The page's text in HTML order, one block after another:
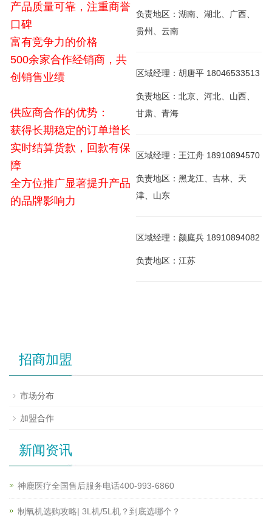
产品质量可靠，注重商誉
口碑
富有竞争力的价格
500余家合作经销商，共
创销售业绩
供应商合作的优势：
获得长期稳定的订单增长
实时结算货款，回款有保
障
全方位推广显著提升产品
的品牌影响力
负责地区：湖南、湖北、广西、
贵州、云南
区域经理：胡唐平 18046533513
负责地区：北京、河北、山西、
甘肃、青海
区域经理：王江舟 18910894570
负责地区：黑龙江、吉林、天
津、山东
区域经理：颜庭兵 18910894082
负责地区：江苏
招商加盟
市场分布
加盟合作
新闻资讯
神鹿医疗全国售后服务电话400-993-6860
制氧机选购攻略| 3L机/5L机？到底选哪个？